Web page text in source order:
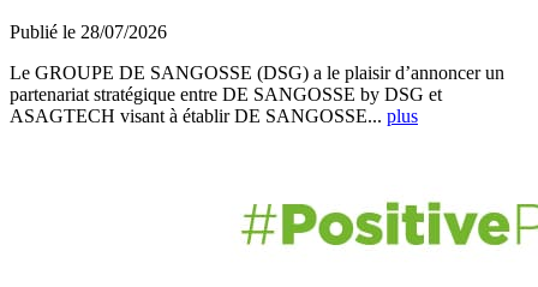
Publié le 28/07/2026
Le GROUPE DE SANGOSSE (DSG) a le plaisir d’annoncer un
partenariat stratégique entre DE SANGOSSE by DSG et
ASAGTECH visant à établir DE SANGOSSE... plus